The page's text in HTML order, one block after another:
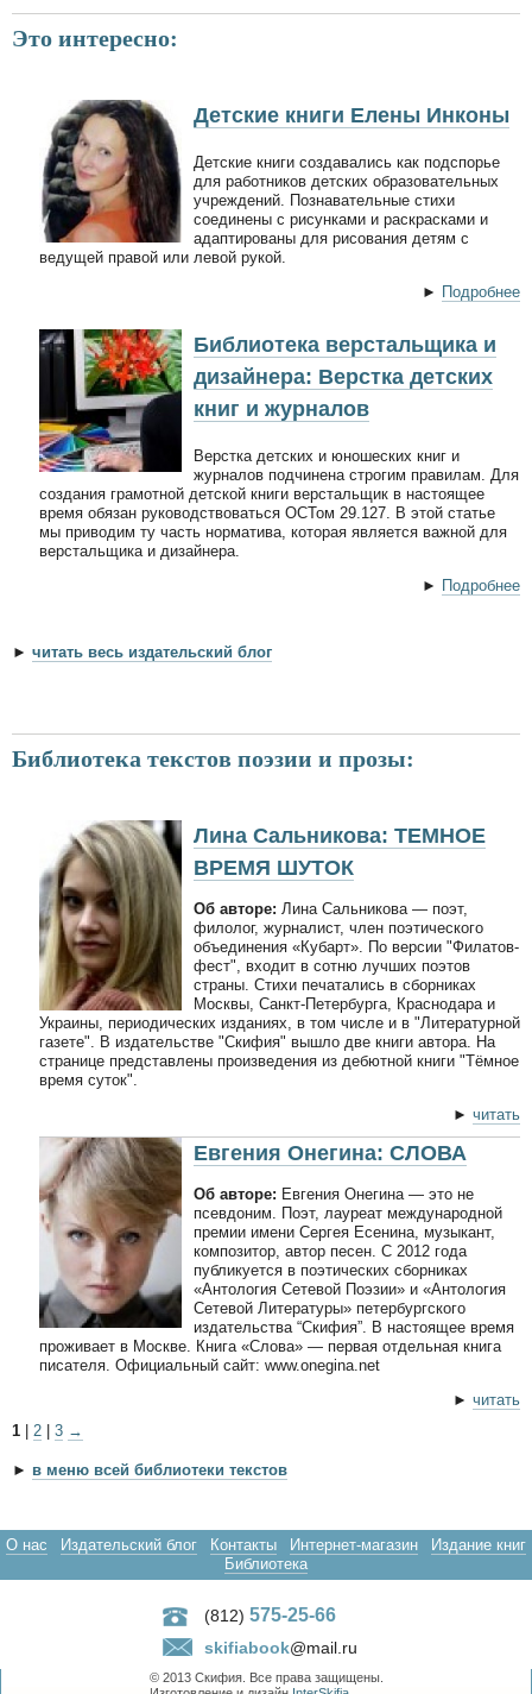
Это интересно:
Детские книги Елены Инконы
Детские книги создавались как подспорье
для работников детских образовательных
учреждений. Познавательные стихи
соединены с рисунками и раскрасками и
адаптированы для рисования детям с
ведущей правой или левой рукой.
► Подробнее
Библиотека верстальщика и
дизайнера: Верстка детских
книг и журналов
Верстка детских и юношеских книг и
журналов подчинена строгим правилам. Для
создания грамотной детской книги верстальщик в настоящее
время обязан руководствоваться ОСТом 29.127. В этой статье
мы приводим ту часть норматива, которая является важной для
верстальщика и дизайнера.
► Подробнее
► читать весь издательский блог
Библиотека текстов поэзии и прозы:
Лина Сальникова: ТЕМНОЕ
ВРЕМЯ ШУТОК
Об авторе: Лина Сальникова — поэт,
филолог, журналист, член поэтического
объединения «Кубарт». По версии "Филатов-
фест", входит в сотню лучших поэтов
страны. Стихи печатались в сборниках
Москвы, Санкт-Петербурга, Краснодара и
Украины, периодических изданиях, в том числе и в "Литературной
газете". В издательстве "Скифия" вышло две книги автора. На
странице представлены произведения из дебютной книги "Тёмное
время суток".
► читать
Евгения Онегина: СЛОВА
Об авторе: Евгения Онегина — это не
псевдоним. Поэт, лауреат международной
премии имени Сергея Есенина, музыкант,
композитор, автор песен. С 2012 года
публикуется в поэтических сборниках
«Антология Сетевой Поэзии» и «Антология
Сетевой Литературы» петербургского
издательства “Скифия”. В настоящее время
проживает в Москве. Книга «Слова» — первая отдельная книга
писателя. Официальный сайт: www.onegina.net
► читать
1 | 2 | 3 →
► в меню всей библиотеки текстов
О нас Издательский блог Контакты Интернет-магазин
Издание книг
Библиотека
(812) 575-25-66
skifiabook@mail.ru
© 2013 Скифия. Все права защищены.